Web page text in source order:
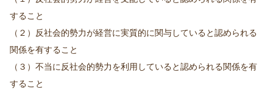
すること
（２）反社会的勢力が経営に実質的に関与していると認められる
関係を有すること
（３）不当に反社会的勢力を利用していると認められる関係を有
すること